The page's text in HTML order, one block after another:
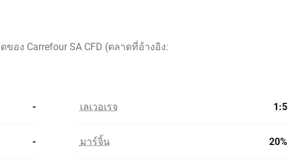
ง Carrefour SA CFD (ตลาดที่อ้างอิง:
- เลเวอเรจ 1:5
- มาร์จิ้น 20%